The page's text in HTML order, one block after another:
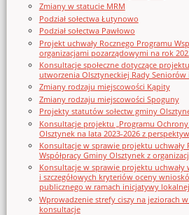
Zmiany w statucie MRM
Podział sołectwa Łutynowo
Podział sołectwa Pawłowo
Projekt uchwały Rocznego Programu
organizacjami pozarządowymi na rok
Konsultacje społeczne dotyczące
utworzenia Olsztyneckiej Rady
Zmiany rodzaju miejscowości Kąpity
Zmiany rodzaju miejscowości Spoguny
Projekty statutów sołectw gminy
Konsultacje projektu „Programu
Olsztynek na lata 2023-2026 z
Konsultacje w sprawie projektu uchwały
Współpracy Gminy Olsztynek z
Konsultacje w sprawie projektu
i szczegółowych kryteriów oceny
publicznego w ramach inicjatywy lokalnej
Wprowadzenie strefy ciszy na jeziorach
konsultacje